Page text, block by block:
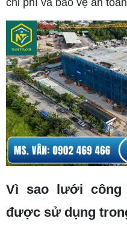
chi phí và bảo vệ an
Vì sao lưới công
được sử dụng